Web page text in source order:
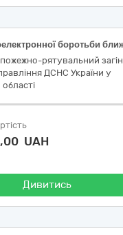
рятувальний загін
ДСНС України у
області
UAH
Дивитись